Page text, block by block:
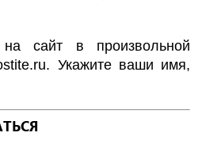
сайт в произвольной
.ru. Укажите ваши имя,